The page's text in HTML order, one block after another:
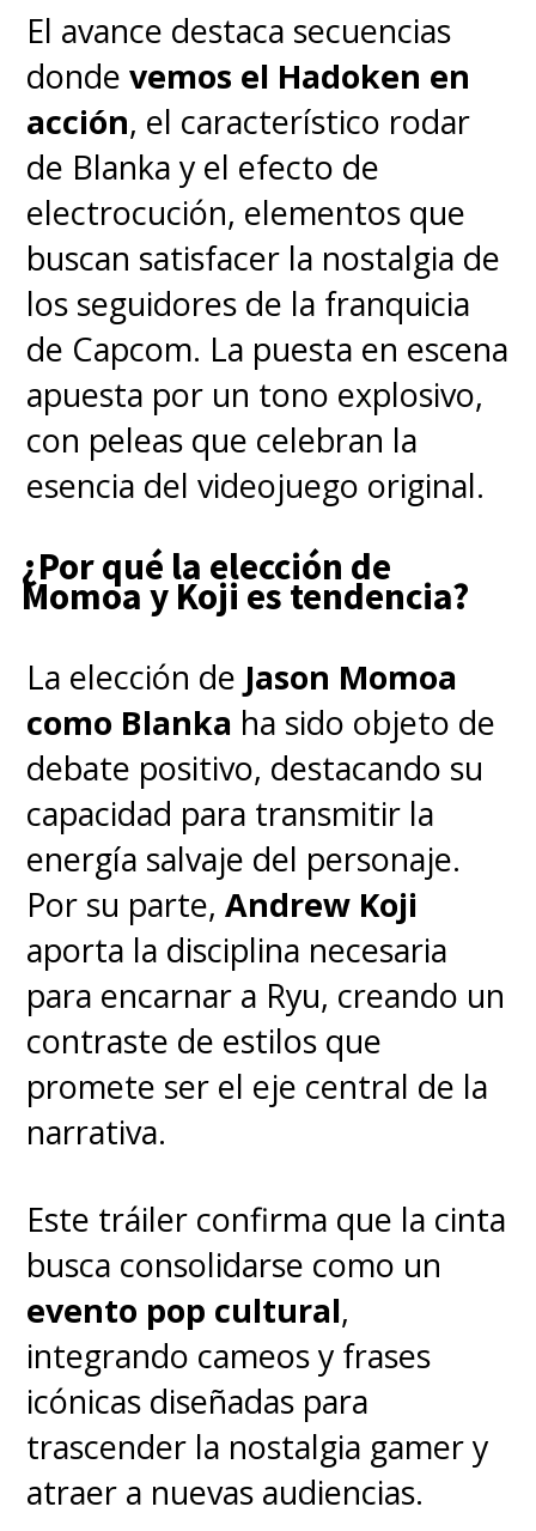
Logró demostrar su valía y,
a lo largo de 72 tomos del
manga, fuimos testigos del
camino que lo llevó a
convertirse en el mejor
Shinobi de su Aldea Oculta.
El avance destaca secuencias
dondevemos el Hadoken en
acción, el característico rodar
de Blanka y el efecto de
electrocución, elementos que
buscan satisfacer la nostalgia de
los seguidores de la franquicia
de Capcom. La puesta en escena
apuesta por un tono explosivo,
con peleas que celebran la
esencia del videojuego original.
¿Por qué la elección de
Momoa y Koji es tendencia?
La elección de Jason Momoa
como Blanka ha sido objeto de
debate positivo, destacando su
capacidad para transmitir la
energía salvaje del personaje.
Por su parte,Andrew Koji
aporta la disciplina necesaria
para encarnar a Ryu, creando un
contraste de estilos que
promete ser el eje central de la
narrativa.
Este tráiler confirma que la cinta
busca consolidarse como un
evento pop cultural,
integrando cameos y frases
icónicas diseñadas para
trascender la nostalgia gamer y
atraer a nuevas audiencias.